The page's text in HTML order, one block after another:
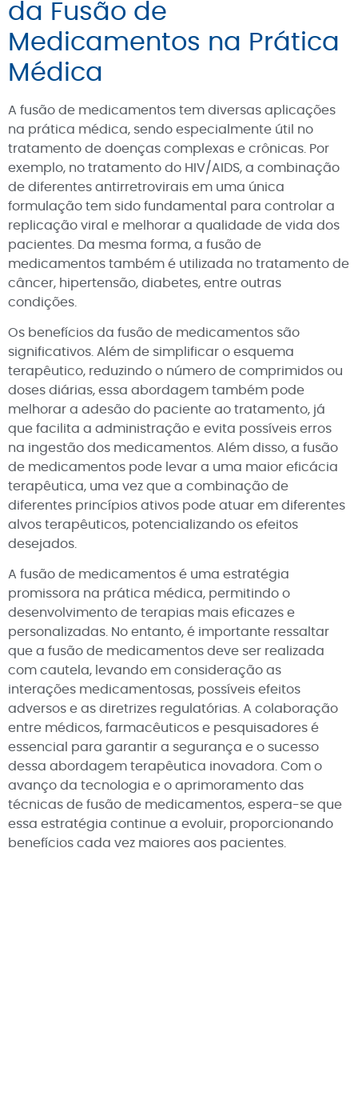
da Fusão de
Medicamentos na Prática
Médica
A fusão de medicamentos tem diversas aplicações
na prática médica, sendo especialmente útil no
tratamento de doenças complexas e crônicas. Por
exemplo, no tratamento do HIV/AIDS, a combinação
de diferentes antirretrovirais em uma única
formulação tem sido fundamental para controlar a
replicação viral e melhorar a qualidade de vida dos
pacientes. Da mesma forma, a fusão de
medicamentos também é utilizada no tratamento de
câncer, hipertensão, diabetes, entre outras
condições.
Os benefícios da fusão de medicamentos são
significativos. Além de simplificar o esquema
terapêutico, reduzindo o número de comprimidos ou
doses diárias, essa abordagem também pode
melhorar a adesão do paciente ao tratamento, já
que facilita a administração e evita possíveis erros
na ingestão dos medicamentos. Além disso, a fusão
de medicamentos pode levar a uma maior eficácia
terapêutica, uma vez que a combinação de
diferentes princípios ativos pode atuar em diferentes
alvos terapêuticos, potencializando os efeitos
desejados.
A fusão de medicamentos é uma estratégia
promissora na prática médica, permitindo o
desenvolvimento de terapias mais eficazes e
personalizadas. No entanto, é importante ressaltar
que a fusão de medicamentos deve ser realizada
com cautela, levando em consideração as
interações medicamentosas, possíveis efeitos
adversos e as diretrizes regulatórias. A colaboração
entre médicos, farmacêuticos e pesquisadores é
essencial para garantir a segurança e o sucesso
dessa abordagem terapêutica inovadora. Com o
avanço da tecnologia e o aprimoramento das
técnicas de fusão de medicamentos, espera-se que
essa estratégia continue a evoluir, proporcionando
benefícios cada vez maiores aos pacientes.